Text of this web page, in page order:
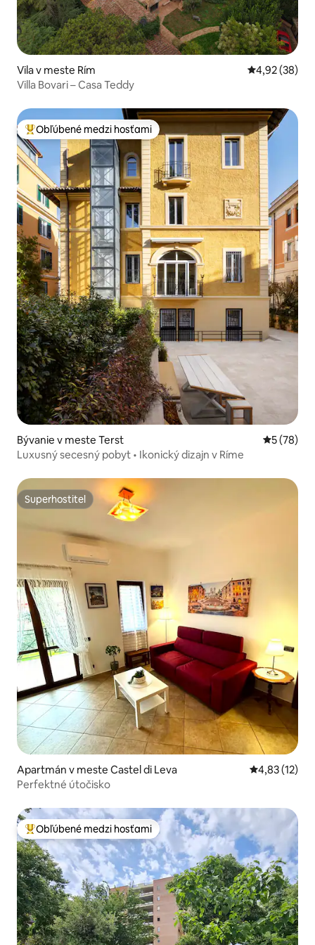
Vila v meste Rím Priemerné
4,92 (38)
Villa Bovari – Casa Teddy
Najobľúbenejšie medzi hosťami
Obľúbené medzi hosťami
Bývanie v meste Terst
5 (78)
Luxusný secesný pobyt • Ikonický dizajn v Ríme
Superhostiteľ
Superhostiteľ
Apartmán v meste Castel di Leva Priemerné
4,83 (12)
Perfektné útočisko
Najobľúbenejšie medzi hosťami
Obľúbené medzi hosťami